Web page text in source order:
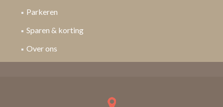
Parkeren
Sparen & korting
Over ons